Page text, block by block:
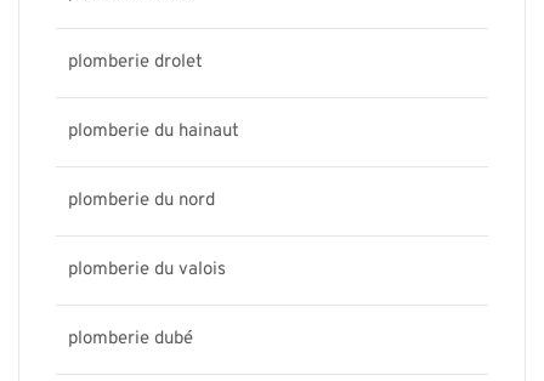
plomberie drolet
plomberie du hainaut
plomberie du nord
plomberie du valois
plomberie dubé